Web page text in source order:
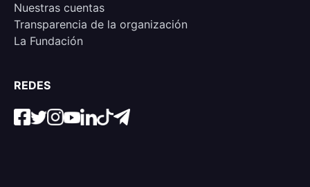
Nuestras cuentas
Transparencia de la organización
La Fundación
REDES